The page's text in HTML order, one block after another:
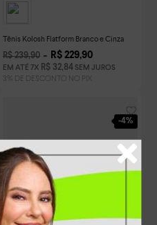
Tênis Kolosh Flatform Branco e Cinza
R$ 239,90 R$ 229,90
EM ATÉ 7X R$ 32,84SEM JUROS
-4%